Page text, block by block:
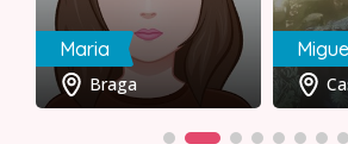
Maria
Braga